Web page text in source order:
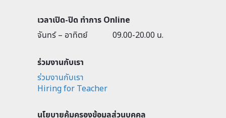
เวลาเปิด-ปิด ทำการ Online
จันทร์ – อาทิตย์
09.00-20.00 น.
ร่วมงานกับเรา
ร่วมงานกับเรา
Hiring for Teacher
นโยบายคุ้มครองข้อมูลส่วนบุคคล